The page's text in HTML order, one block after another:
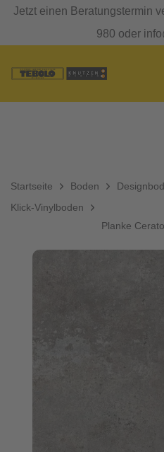
Jetzt einen Beratungstermin
980 oder
Startseite Boden
Klick-Vinylboden
Planke